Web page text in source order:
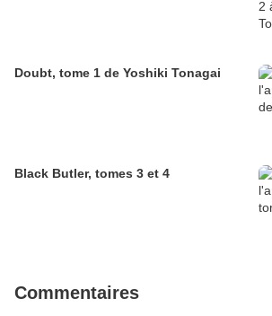
Doubt, tome 1 de Yoshiki Tonagai
Black Butler, tomes 3 et 4
Commentaires